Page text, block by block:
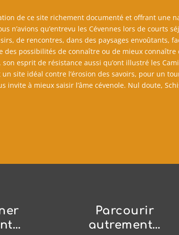
de ce site richement documenté et offrant une
n’avions qu’entrevu les Cévennes lors de courts
de rencontres, dans des paysages envoûtants,
possibilités de connaître ou de mieux
esprit de résistance aussi qu’ont illustré les
site idéal contre l’érosion des savoirs, pour un
invite à mieux saisir l’âme cévenole. Nul doute,
Parcourir
autrement…